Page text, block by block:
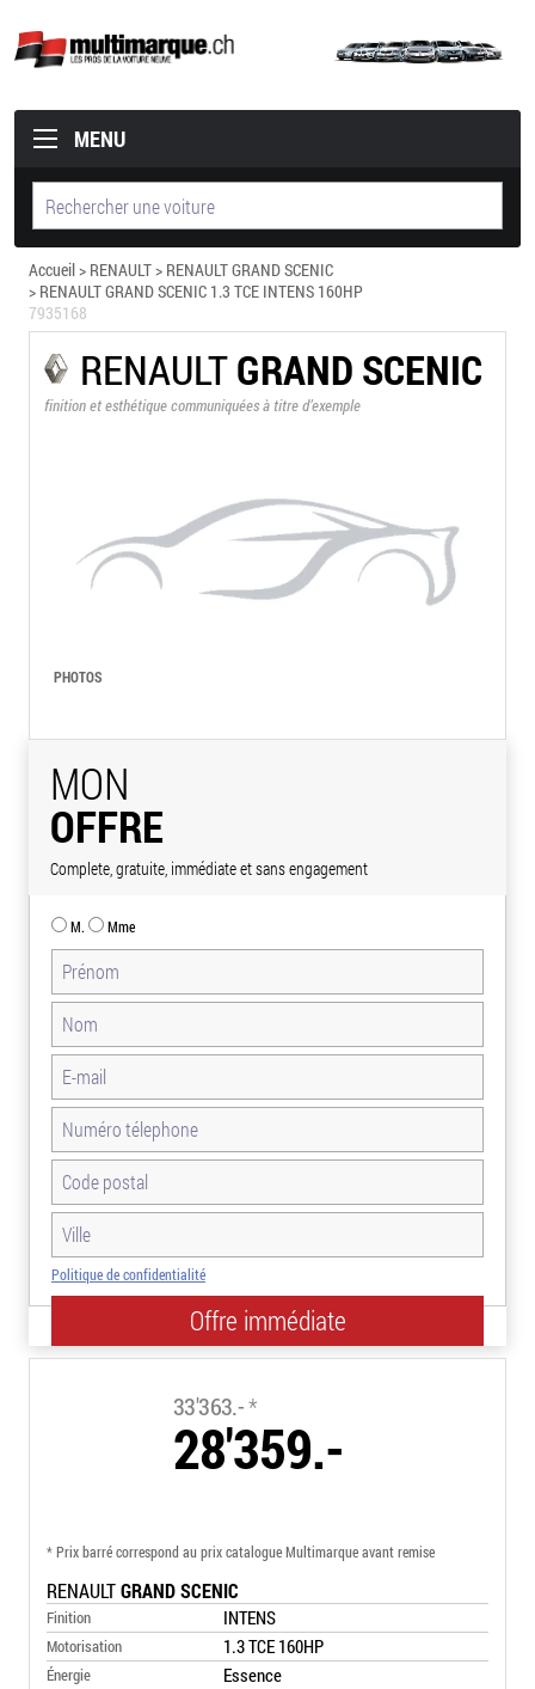
MENU
Accueil> RENAULT> RENAULT GRAND SCENIC
> RENAULT GRAND SCENIC 1.3 TCE INTENS 160HP
7935168
RENAULTGRAND SCENIC
finition et esthétique communiquées à titre d’exemple
PHOTOS
MON
OFFRE
Complete, gratuite, immédiate et sans engagement
M. Mme
Politique de confidentialité
33'363.-*
28'359.-
* Prix barré correspond au prix catalogue Multimarque avant remise
RENAULTGRAND SCENIC
Finition INTENS
Motorisation 1.3 TCE 160HP
Énergie Essence